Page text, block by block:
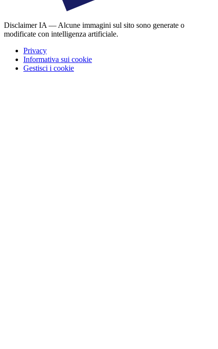
Disclaimer IA — Alcune immagini sul sito sono generate o
modificate con intelligenza artificiale.
Privacy
Informativa sui cookie
Gestisci i cookie